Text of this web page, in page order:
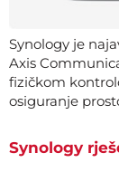
Synology je
Axis
fizičkom
osiguranje
Synology